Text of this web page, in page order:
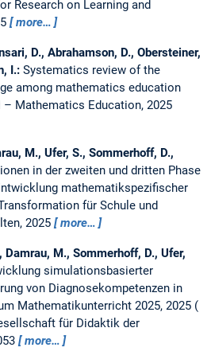
Research on Learning and
more…
D., Abrahamson, D., Obersteiner,
I.: Systematics review of the
among mathematics education
– Mathematics Education, 2025
M., Ufer, S., Sommerhoff, D.,
in der zweiten und dritten Phase
mathematikspezifischer
für Schule und
2025
more…
M., Sommerhoff, D., Ufer,
simulationsbasierter
von Diagnosekompetenzen in
Mathematikunterricht 2025, 2025
für Didaktik der
more…